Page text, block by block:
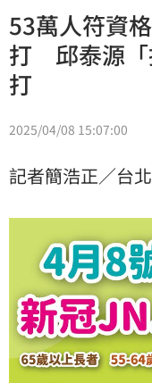
53萬人符資
打 邱泰源「
打
2025/04/08 15:07:00
記者簡浩正／台